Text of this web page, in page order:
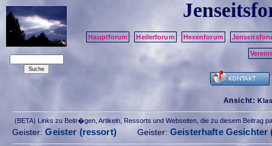
Hauptforum Heilerforum Hexenforum
Ansicht:
(BETA) Links zu Beitr�gen, Artikeln, Ressorts und Webseiten, die zu diesem Beitrag
Geister:Geister (ressort) Geister: Geisterhafte Gesichter